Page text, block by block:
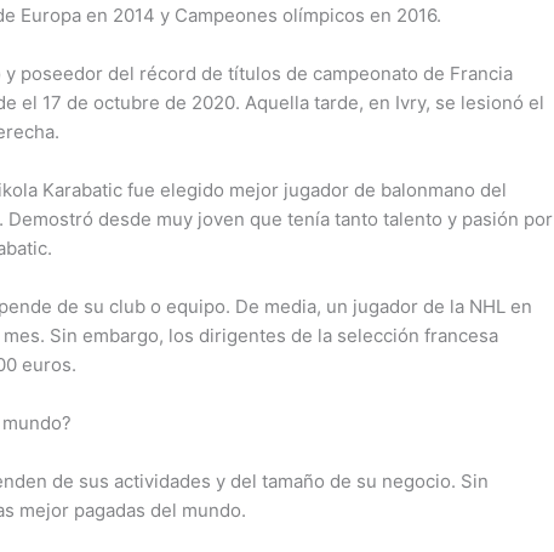
Europa en 2014 y Campeones olímpicos en 2016.
poseedor del récord de títulos de campeonato de Francia
el 17 de octubre de 2020. Aquella tarde, en Ivry, se lesionó el
Karabatic fue elegido mejor jugador de balonmano del
Demostró desde muy joven que tenía tanto talento y pasión por
de su club o equipo. De media, un jugador de la NHL en
Sin embargo, los dirigentes de la selección francesa
euros.
de sus actividades y del tamaño de su negocio. Sin
mejor pagadas del mundo.